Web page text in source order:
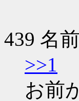
439 名前
>>1
お前